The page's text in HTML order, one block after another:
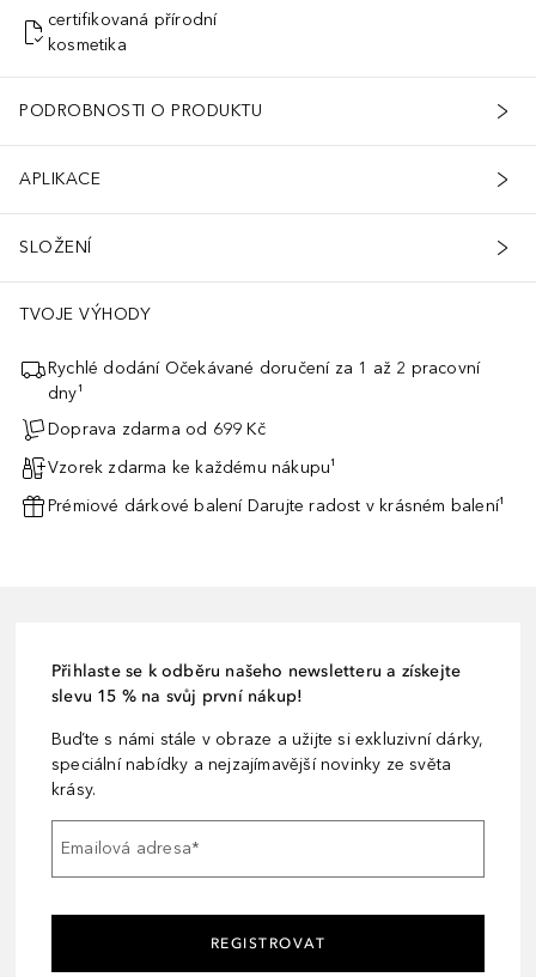
certifikovaná přírodní
kosmetika
PODROBNOSTI O PRODUKTU
APLIKACE
SLOŽENÍ
TVOJE VÝHODY
Rychlé dodání Očekávané doručení za 1 až 2 pracovní
dny¹
Doprava zdarma od 699 Kč
Vzorek zdarma ke každému nákupu¹
Prémiové dárkové balení Darujte radost v krásném balení¹
Přihlaste se k odběru našeho newsletteru a získejte
slevu 15 % na svůj první nákup!
Buďte s námi stále v obraze a užijte si exkluzivní dárky,
speciální nabídky a nejzajímavější novinky ze světa
krásy.
Emailová adresa*
REGISTROVAT